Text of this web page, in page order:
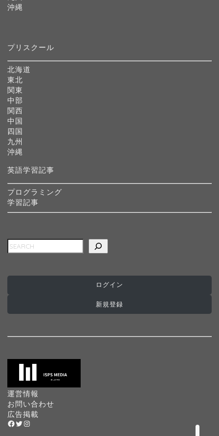
沖縄
プリスクール
北海道
東北
関東
中部
関西
中国
四国
九州
沖縄
英語学習記事
プログラミング
学習記事
検索
ログイン
新規登録
運営情報
お問い合わせ
広告掲載
Facebook Twitter Instagram
ール